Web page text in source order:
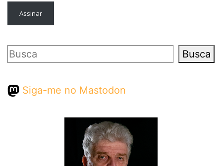
Assinar
Pesquisar Busca
Siga-me no Mastodon